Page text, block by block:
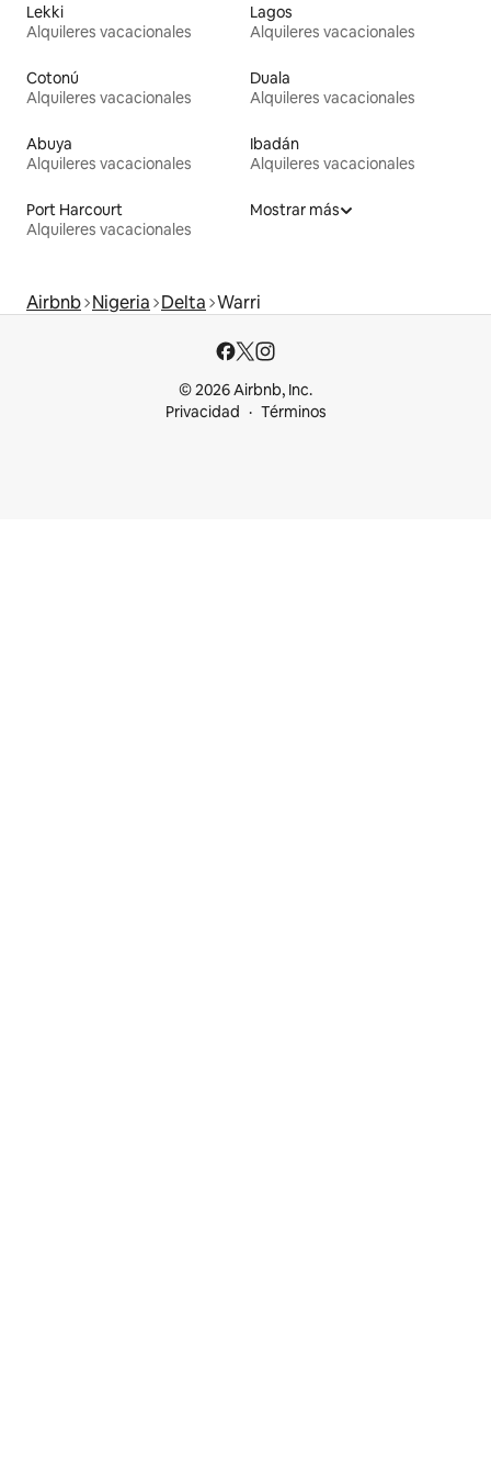
Lekki
Alquileres vacacionales
Lagos
Alquileres vacacionales
Cotonú
Alquileres vacacionales
Duala
Alquileres vacacionales
Abuya
Alquileres vacacionales
Ibadán
Alquileres vacacionales
Port Harcourt
Alquileres vacacionales
Mostrar más
Airbnb Nigeria Delta Warri
© 2026 Airbnb, Inc.
Privacidad
Términos